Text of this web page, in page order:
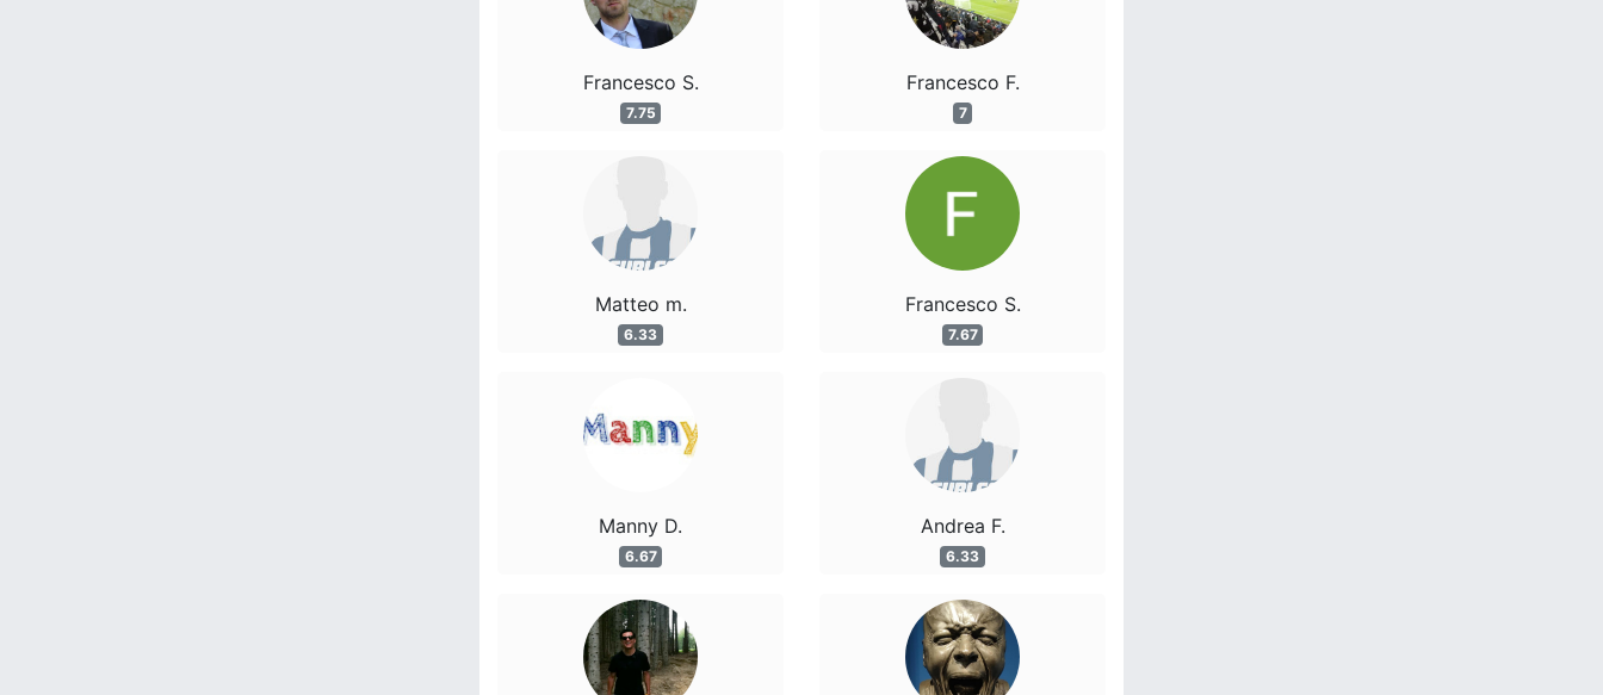
Francesco S.
7.75
Matteo m.
6.33
Manny D.
6.67
Francesco F.
7
Francesco S.
7.67
Andrea F.
6.33